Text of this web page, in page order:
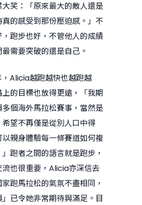
笑：「原來最大的敵人還是
真的感受到那份壓迫感。」不
，跑步也好，不管他人的成績
需要突破的還是自己。
，Alicia越跑越快也越跑越
的目標也放得更遠，「我期
個海外馬拉松賽事，當然是
望不再僅是從別人口中得
親身體驗每一條賽道如何複
跑者之間的語言就是跑步，
也很重要，Alicia亦深信去
跑馬拉松的氣氛不盡相同，
已令她非常期待與滿足。目